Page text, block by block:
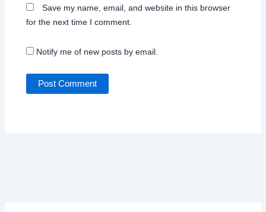
Save my name, email, and website in this browser
for the next time I comment.
Notify me of new posts by email.